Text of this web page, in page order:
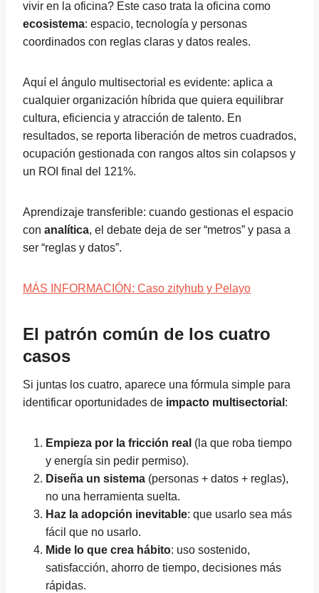
vivir en la oficina? Este caso trata la oficina como
ecosistema: espacio, tecnología y personas
coordinados con reglas claras y datos reales.
Aquí el ángulo multisectorial es evidente: aplica a
cualquier organización híbrida que quiera equilibrar
cultura, eficiencia y atracción de talento. En
resultados, se reporta liberación de metros cuadrados,
ocupación gestionada con rangos altos sin colapsos y
un ROI final del 121%.
Aprendizaje transferible: cuando gestionas el espacio
con analítica, el debate deja de ser “metros” y pasa a
ser “reglas y datos”.
MÁS INFORMACIÓN: Caso zityhub y Pelayo
El patrón común de los cuatro
casos
Si juntas los cuatro, aparece una fórmula simple para
identificar oportunidades de impacto multisectorial :
Empieza por la fricción real (la que roba tiempo
y energía sin pedir permiso).
Diseña un sistema (personas + datos + reglas),
no una herramienta suelta.
Haz la adopción inevitable: que usarlo sea más
fácil que no usarlo.
Mide lo que crea hábito: uso sostenido,
satisfacción, ahorro de tiempo, decisiones más
rápidas.